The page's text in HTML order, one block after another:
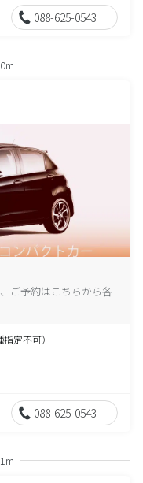
088-625-0543
ご予約はこちらから各
定不可）
088-625-0543